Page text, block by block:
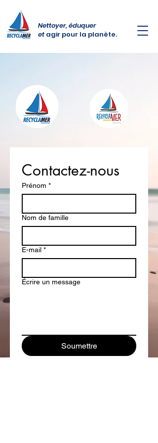
Nettoyer, éduquer
et agir pour la planète.
Contactez-nous
Prénom *
Nom de famille
E-mail *
Écrire un message
Soumettre